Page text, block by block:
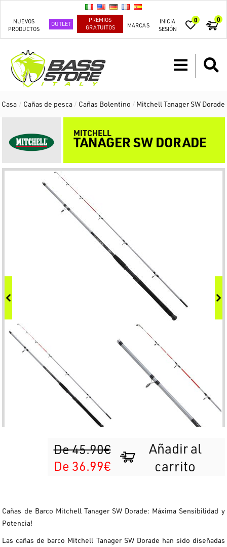
NUEVOS
PRODUCTOS
OUTLET
PREMIOS
GRATUITOS
MARCAS
INICIA
SESIÓN
0 0
Casa / Cañas de pesca / Cañas Bolentino / Mitchell Tanager SW Dorade
MITCHELL
TANAGER SW DORADE
De 45.90€
De 36.99€
Añadir al
carrito
Cañas de Barco Mitchell Tanager SW Dorade: Máxima Sensibilidad y
Potencia!
Las cañas de barco Mitchell Tanager SW Dorade han sido diseñadas